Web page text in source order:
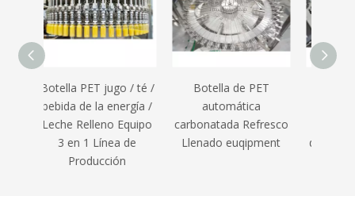
Botella de PET
automática
carbonatada Refresco
Llenado euqipment
botella de vidrio
totalmente
automática máquina
de llenado de bebidas